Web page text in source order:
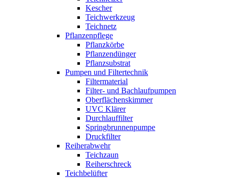
Kescher
Teichwerkzeug
Teichnetz
Pflanzenpflege
Pflanzkörbe
Pflanzendünger
Pflanzsubstrat
Pumpen und Filtertechnik
Filtermaterial
Filter- und Bachlaufpumpen
Oberflächenskimmer
UVC Klärer
Durchlauffilter
Springbrunnenpumpe
Druckfilter
Reiherabwehr
Teichzaun
Reiherschreck
Teichbelüfter